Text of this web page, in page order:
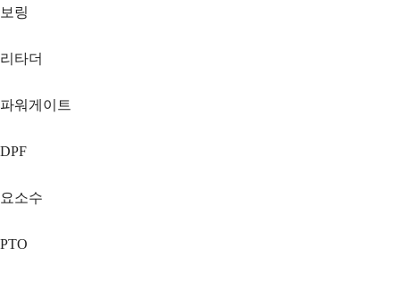
보링
리타더
파워게이트
DPF
요소수
PTO